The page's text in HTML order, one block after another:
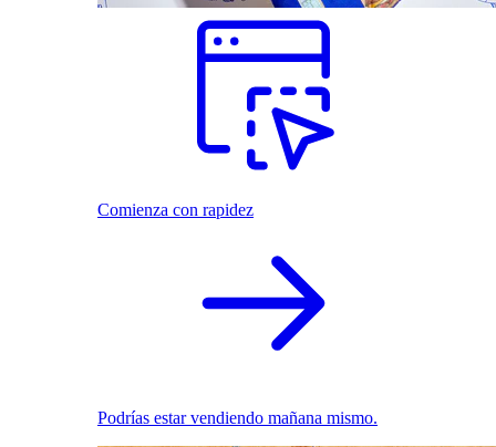
Comienza con rapidez
Podrías estar vendiendo mañana mismo.